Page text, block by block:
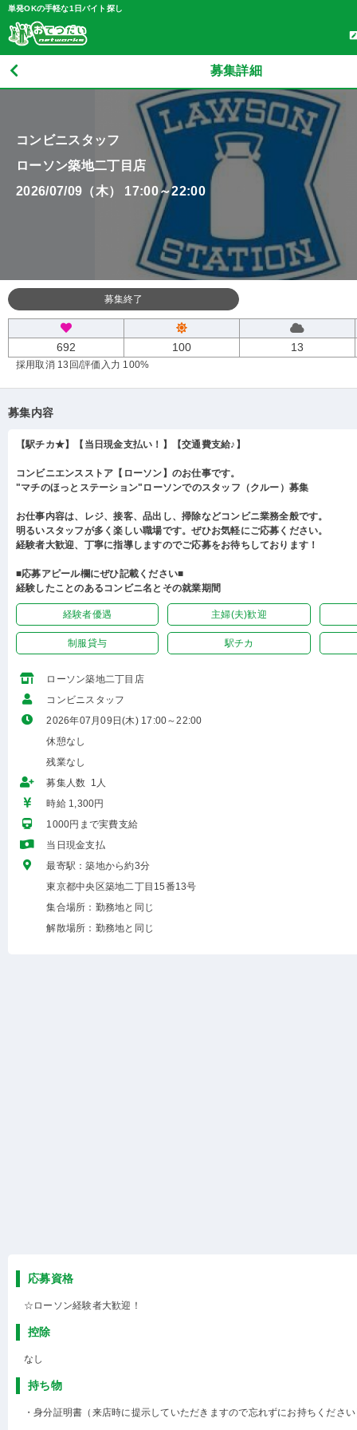
単発OKの手軽な1日バイト探し
募集詳細
コンビニスタッフ
ローソン築地二丁目店
2026/07/09（木） 17:00～22:00
募集終了
692 100 13
採用取消 13回/評価入力 100%
募集内容
【駅チカ★】【当日現金支払い！】【交通費支給♪】
コンビニエンスストア【ローソン】のお仕事です。
"マチのほっとステーション"ローソンでのスタッフ（クルー）募集
お仕事内容は、レジ、接客、品出し、掃除などコンビニ業務全般です。
明るいスタッフが多く楽しい職場です。ぜひお気軽にご応募ください。
経験者大歓迎、丁寧に指導しますのでご応募をお待ちしております！
■応募アピール欄にぜひ記載ください■
経験したことのあるコンビニ名とその就業期間
経験者優遇 主婦(夫)歓迎
制服貸与 駅チカ
ローソン築地二丁目店
コンビニスタッフ
2026年07月09日(木) 17:00～22:00
休憩なし
残業なし
募集人数 1人
時給 1,300円
1000円まで実費支給
当日現金支払
最寄駅：築地から約3分
東京都中央区築地二丁目15番13号
集合場所：勤務地と同じ
解散場所：勤務地と同じ
応募資格
☆ローソン経験者大歓迎！
控除
なし
持ち物
・身分証明書（来店時に提示していただきますので忘れずにお持ちくださ